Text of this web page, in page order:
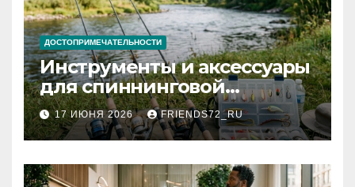
ДОСТОПРИМЕЧАТЕЛЬНОСТИ
Инструменты и аксессуары
для спиннинговой
рыбалки: назначение и
типы
17 ИЮНЯ 2026 FRIENDS72_RU